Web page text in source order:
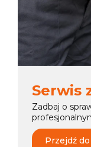
Serwis
Zadbaj o
Przejdź